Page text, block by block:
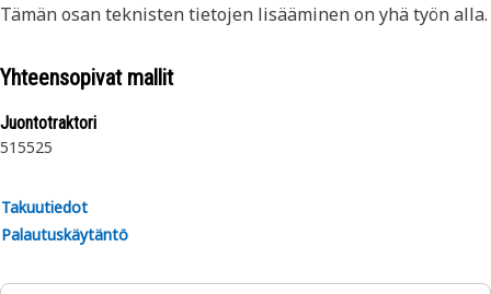
Tämän osan teknisten tietojen lisääminen on yhä työn alla.
Yhteensopivat mallit
Juontotraktori
515525
Takuutiedot
Palautuskäytäntö